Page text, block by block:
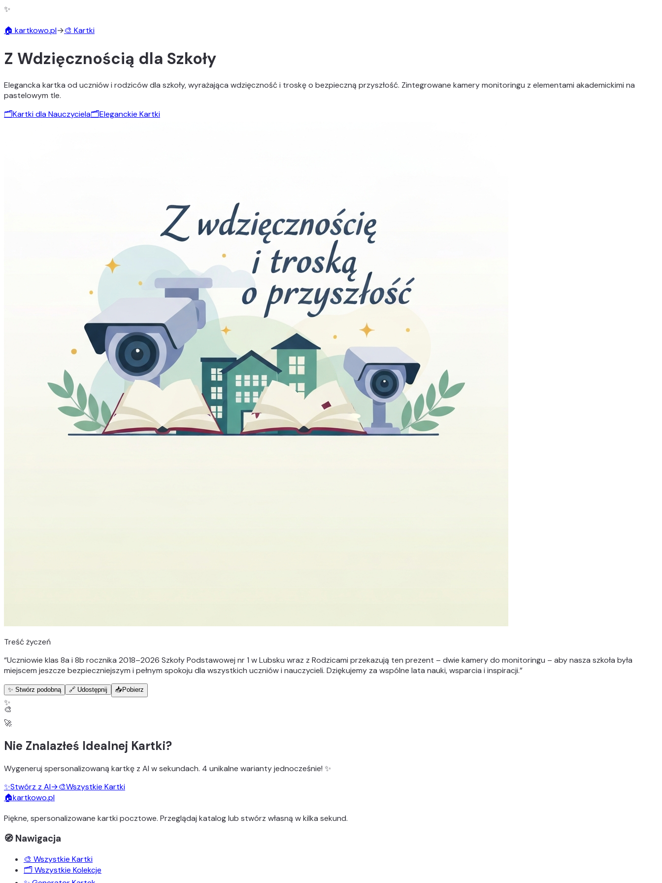
✨
🏠 kartkowo.pl→🎨 Kartki
Z Wdzięcznością dla Szkoły
Elegancka kartka od uczniów i rodziców dla szkoły, wyrażająca wdzięczność i troskę o bezpieczną przyszłość. Zintegrowane kamery monitoringu z elementami akademickimi na
pastelowym tle.
🗂️Kartki dla Nauczyciela🗂️Eleganckie Kartki
Treść życzeń
“Uczniowie klas 8a i 8b rocznika 2018–2026 Szkoły Podstawowej nr 1 w Lubsku wraz z Rodzicami przekazują ten prezent – dwie kamery do monitoringu – aby nasza szkoła była
miejscem jeszcze bezpieczniejszym i pełnym spokoju dla wszystkich uczniów i nauczycieli. Dziękujemy za wspólne lata nauki, wsparcia i inspiracji.”
✨ Stwórz podobną 🔗 Udostępnij 📥 Pobierz
✨
🎨
🚀
Nie Znalazłeś Idealnej Kartki?
Wygeneruj spersonalizowaną kartkę z AI w sekundach. 4 unikalne wariantyjednocześnie! ✨
✨Stwórz z AI→🎨Wszystkie Kartki
🏠kartkowo.pl
Piękne, spersonalizowane kartki pocztowe. Przeglądaj katalog lub stwórz własną w kilka sekund.
🧭 Nawigacja
🎨 Wszystkie Kartki
🗂️ Wszystkie Kolekcje